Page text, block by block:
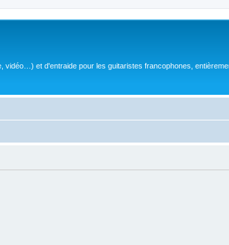
vidéo…) et d'entraide pour les guitaristes francophones,